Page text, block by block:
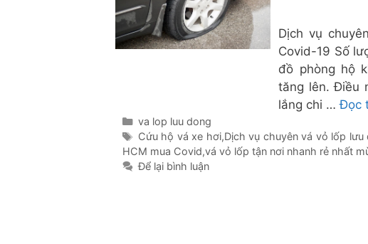
Dịch vụ
Covid-19 Số
đồ phòng hộ
tăng lên. Điều
lắng chi …Đọc
Danh
mục
va lop luu dong
Thẻ
Cứu hộ vá xe hơi,Dịch vụ chuyên vá vỏ lốp lưu
HCM mua Covid,vá vỏ lốp tận nơi nhanh rẻ nhất
Để lại bình luận